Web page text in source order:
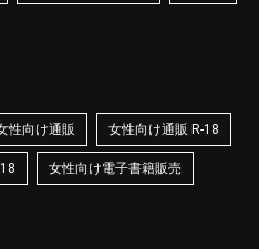
性向け通販 女性向け通販 R-18
女性向け電子書籍販売